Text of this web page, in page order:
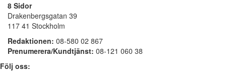
8 Sidor
Drakenbergsgatan 39
117 41 Stockholm
Redaktionen: 08-580 02 867
Prenumerera/Kundtjänst: 08-121 060 38
Följ oss: